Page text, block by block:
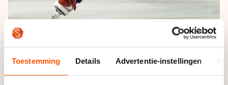
Toestemming Details Advertentie-instellingen
meter door te dringen tot de kwartfinales. Jorien ter
Mors, de nummer drie van Europa, won haar beide